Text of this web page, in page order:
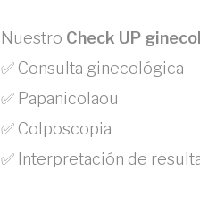
Nuestro Check UP
✅ Consulta ginecológica
✅ Papanicolaou
✅ Colposcopia
✅ Interpretación de